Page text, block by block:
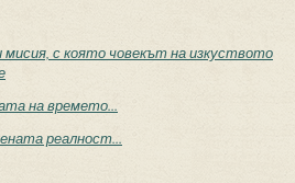
с която човекът на изкуството
на времето...
реалност...